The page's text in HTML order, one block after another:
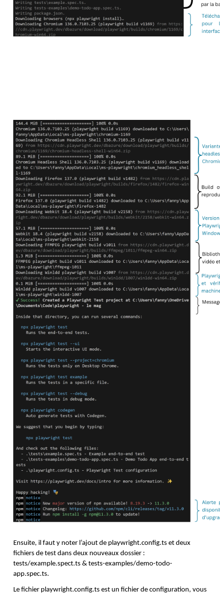
Ensuite, il faut y noter l’ajout de playwright.config.ts et deux
fichiers de test dans deux nouveaux dossier :
tests/example.spect.ts & tests-examples/demo-todo-
app.spec.ts.
Le fichier playwright.config.ts est un fichier de configuration, vous